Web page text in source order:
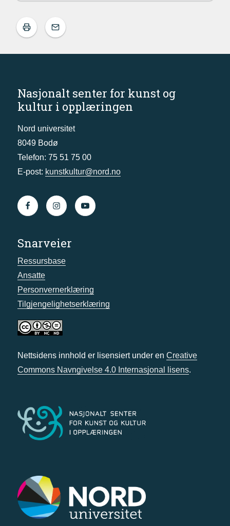
Nasjonalt senter for kunst og
kultur i opplæringen
Nord universitet
8049 Bodø
Telefon: 75 51 75 00
E-post: kunstkultur@nord.no
Snarveier
Ressursbase
Ansatte
Personvernerklæring
Tilgjengelighetserklæring
Nettsidens innhold er lisensiert under en Creative
Commons Navngivelse 4.0 Internasjonal lisens.